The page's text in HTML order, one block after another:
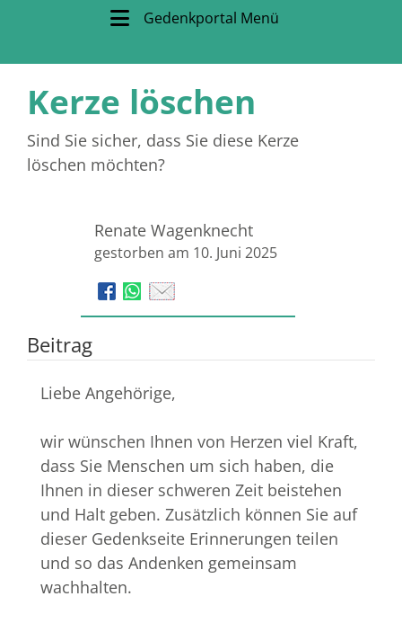
Gedenkportal Menü
Kerze löschen
Sind Sie sicher, dass Sie diese Kerze
löschen möchten?
Renate Wagenknecht
gestorben am 10. Juni 2025
Beitrag
Liebe Angehörige,
wir wünschen Ihnen von Herzen viel Kraft,
dass Sie Menschen um sich haben, die
Ihnen in dieser schweren Zeit beistehen
und Halt geben. Zusätzlich können Sie auf
dieser Gedenkseite Erinnerungen teilen
und so das Andenken gemeinsam
wachhalten.